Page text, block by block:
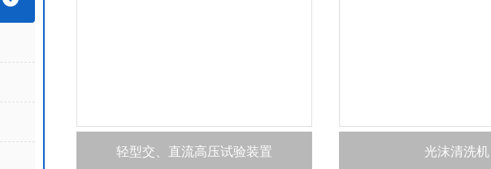
轻型交、直流高压试验装置 光沫清洗机